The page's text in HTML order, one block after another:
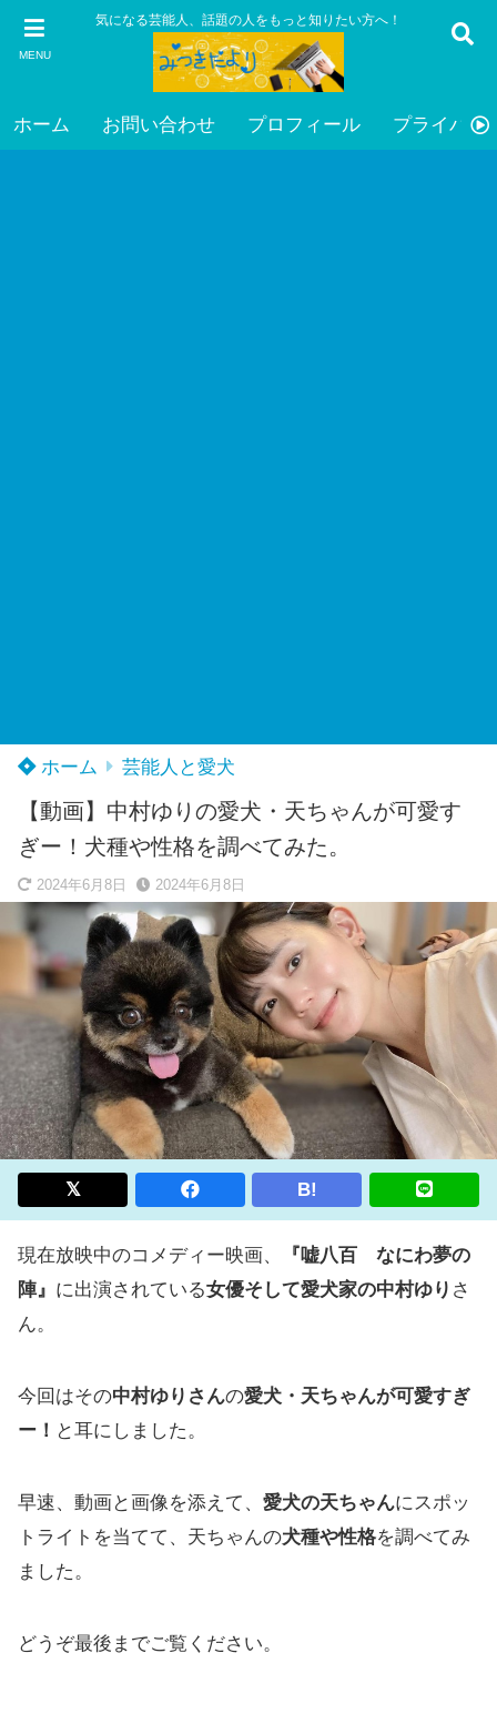
MENU
気になる芸能人、話題の人をもっと知りたい方へ！
ホーム お問い合わせ プロフィール プライバシ
ホーム 芸能人と愛犬
【動画】中村ゆりの愛犬・天ちゃんが可愛す
ぎー！犬種や性格を調べてみた。
2024年6月8日 2024年6月8日
B!
現在放映中のコメディー映画、
『嘘八百 なにわ夢の
陣』 に出演されている女優そして愛犬家の中村ゆり さ
ん。
今回はその中村ゆりさんの愛犬・天ちゃんが可愛すぎ
ー！ と耳にしました。
早速、動画と画像を添えて、 愛犬の天ちゃんにスポッ
トライトを当てて、天ちゃんの犬種や性格を調べてみ
ました。
どうぞ最後までご覧ください。